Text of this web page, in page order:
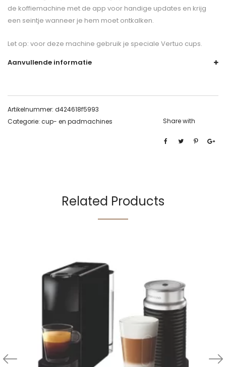
de koffiemachine met de app voor handige updates en krijg
een seintje wanneer je hem moet ontkalken.
Let op: voor deze machine gebruik je speciale Vertuo cups.
Aanvullende informatie
Artikelnummer: d424618f5993
Categorie: cup- en padmachines Share with
Related Products